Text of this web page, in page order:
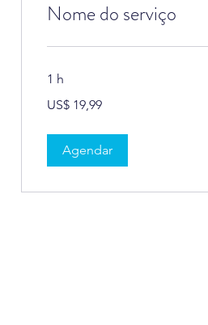
Nome do serviço
1 h
Dólares
US$ 19,99
Agendar